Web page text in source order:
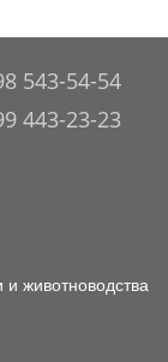
543-54-54
443-23-23
животноводства